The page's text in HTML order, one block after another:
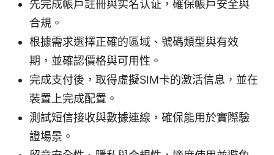
先完成帳戶註冊與实名认证，確保帳戶安全與
合規。
根據需求選擇正確的區域、號碼類型與有效
期，並確認價格與可用性。
完成支付後，取得虛擬SIM卡的激活信息，並在
裝置上完成配置。
測試短信接收與數據連線，確保能用於實際驗
證場景。